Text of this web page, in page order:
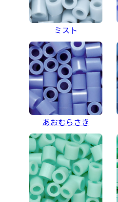
ミスト
あおむらさき